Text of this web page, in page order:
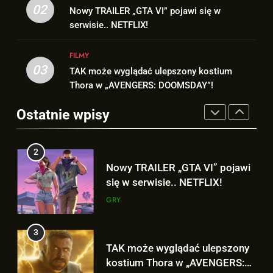
Nowy TRAILER „GTA VI” pojawi
się w serwisie.. NETFLIX!
3
TAK może wyglądać ulepszony
DOOMSDAY”!
FILMY
4
Hulk NIE zapomniał, że Peter
Parker to Spider-Man?!
FILMY
5
D.D. Cretton zdradza, że
niedługo dowiemy się znaczenia
02
Nowy TRAILER „GTA VI” pojawi się w
serwisie.. NETFLIX!
03
FILMY
TAK może wyglądać ulepszony kostium
Thora w „AVENGERS: DOOMSDAY”!
Ostatnie wpisy
1
ważny wątek w „AVENGERS:
DOOMSDAY”!
FILMY
Nowy TRAILER „GTA VI” pojawi
3
TAK może wyglądać ulepszony
4